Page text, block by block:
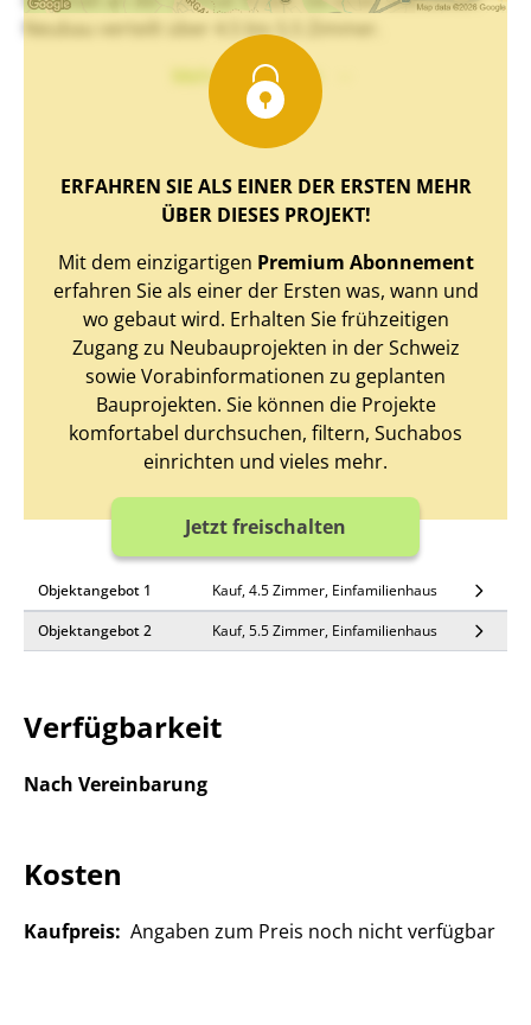
Neubau verteilt über 4.5 bis 5.5 Zimmer.
Mehr Text sehen
ERFAHREN SIE ALS EINER DER ERSTEN MEHR
ÜBER DIESES PROJEKT!
Mit dem einzigartigen Premium Abonnement
erfahren Sie als einer der Ersten was, wann und
wo gebaut wird. Erhalten Sie frühzeitigen
Zugang zu Neubauprojekten in der Schweiz
sowie Vorabinformationen zu geplanten
Bauprojekten. Sie können die Projekte
komfortabel durchsuchen, filtern, Suchabos
einrichten und vieles mehr.
Jetzt freischalten
Objektangebot 1
Kauf, 4.5 Zimmer, Einfamilienhaus
Objektangebot 2
Kauf, 5.5 Zimmer, Einfamilienhaus
Verfügbarkeit
Nach Vereinbarung
Kosten
Kaufpreis: Angaben zum Preis noch nicht verfügbar